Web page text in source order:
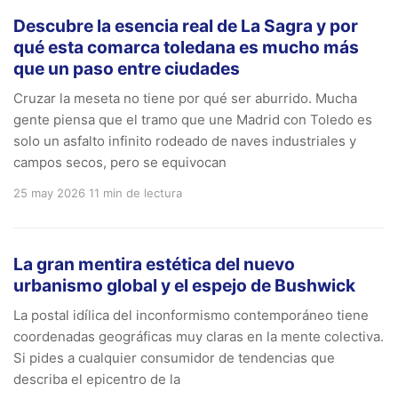
Descubre la esencia real de La Sagra y por
qué esta comarca toledana es mucho más
que un paso entre ciudades
Cruzar la meseta no tiene por qué ser aburrido. Mucha
gente piensa que el tramo que une Madrid con Toledo es
solo un asfalto infinito rodeado de naves industriales y
campos secos, pero se equivocan
25 may 2026 11 min de lectura
La gran mentira estética del nuevo
urbanismo global y el espejo de Bushwick
La postal idílica del inconformismo contemporáneo tiene
coordenadas geográficas muy claras en la mente colectiva.
Si pides a cualquier consumidor de tendencias que
describa el epicentro de la